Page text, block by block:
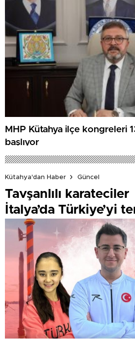
MHP Kütahya ilçe kongreleri
başlıyor
Kütahya'dan Haber
Güncel
Tavşanlılı karateciler
İtalya’da Türkiye’yi